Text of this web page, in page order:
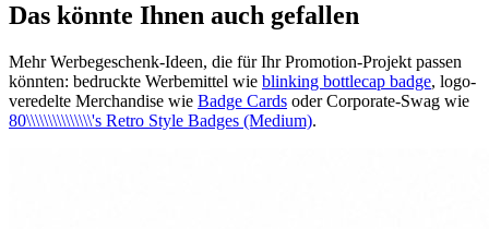
Das könnte Ihnen auch gefallen
Mehr Werbegeschenk-Ideen, die für Ihr Promotion-Projekt passen
könnten: bedruckte Werbemittel wie blinking bottlecap badge, logo-
veredelte Merchandise wie Badge Cards oder Corporate-Swag wie
80\\\\\\\\\\\\\\\'s Retro Style Badges (Medium).